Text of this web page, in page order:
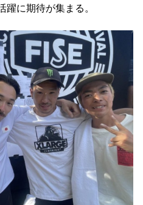
に期待が集まる。